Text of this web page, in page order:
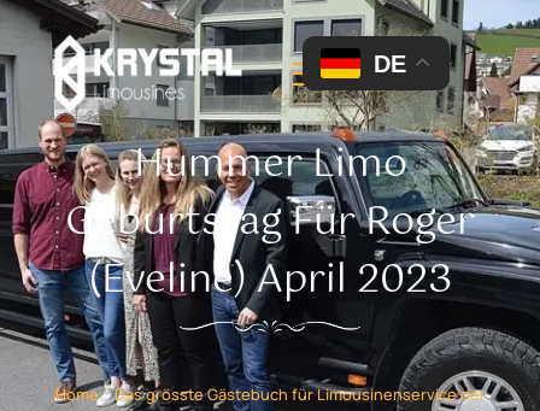
Hummer Limo
Geburtstag Für Roger
(Eveline) April 2023
Home»Das grösste Gästebuch für Limousinenservice der
DE